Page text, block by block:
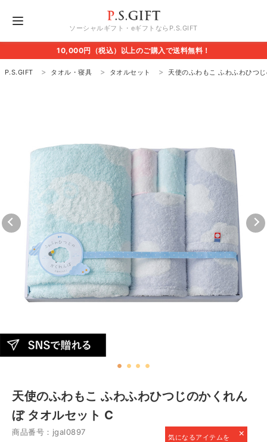
ソーシャルギフト・eギフトならP.S.GIFT
10,000円（税込）以上のご購入で送料無料！
P.S.GIFT タオル・寝具 タオルセット 天使のふわもこ ふわふわひつ
天使のふわもこ ふわふわひつじのかくれん
ぼ タオルセット C
商品番号：jgal0897 ×
気になるアイテムを